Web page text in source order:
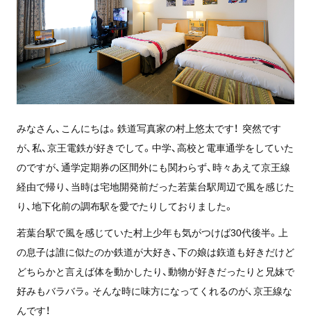
みなさん、こんにちは。鉄道写真家の村上悠太です！ 突然です
が、私、京王電鉄が好きでして。中学、高校と電車通学をしていた
のですが、通学定期券の区間外にも関わらず、時々あえて京王線
経由で帰り、当時は宅地開発前だった若葉台駅周辺で風を感じた
り、地下化前の調布駅を愛でたりしておりました。
若葉台駅で風を感じていた村上少年も気がつけば30代後半。上
の息子は誰に似たのか鉄道が大好き、下の娘は鉃道も好きだけど
どちらかと言えば体を動かしたり、動物が好きだったりと兄妹で
好みもバラバラ。そんな時に味方になってくれるのが、京王線な
んです！